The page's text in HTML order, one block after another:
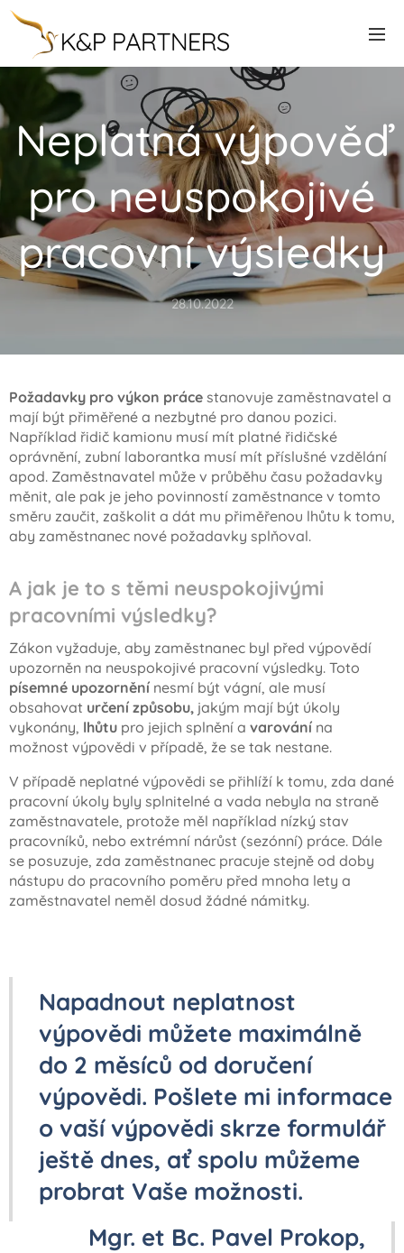
Neplatná výpověď
pro neuspokojivé
pracovní výsledky
28.10.2022
Požadavky pro výkon práce stanovuje zaměstnavatel a
mají být přiměřené a nezbytné pro danou pozici.
Například řidič kamionu musí mít platné řidičské
oprávnění, zubní laborantka musí mít příslušné vzdělání
apod. Zaměstnavatel může v průběhu času požadavky
měnit, ale pak je jeho povinností zaměstnance v tomto
směru zaučit, zaškolit a dát mu přiměřenou lhůtu k tomu,
aby zaměstnanec nové požadavky splňoval.
A jak je to s těmi neuspokojivými
pracovními výsledky?
Zákon vyžaduje, aby zaměstnanec byl před výpovědí
upozorněn na neuspokojivé pracovní výsledky. Toto
písemné upozornění nesmí být vágní, ale musí
obsahovat určení způsobu, jakým mají být úkoly
vykonány, lhůtu pro jejich splnění a varování na
možnost výpovědi v případě, že se tak nestane.
V případě neplatné výpovědi se přihlíží k tomu, zda dané
pracovní úkoly byly splnitelné a vada nebyla na straně
zaměstnavatele, protože měl například nízký stav
pracovníků, nebo extrémní nárůst (sezónní) práce. Dále
se posuzuje, zda zaměstnanec pracuje stejně od doby
nástupu do pracovního poměru před mnoha lety a
zaměstnavatel neměl dosud žádné námitky.
Napadnout neplatnost
výpovědi můžete maximálně
do 2 měsíců od doručení
výpovědi. Pošlete mi informace
o vaší výpovědi skrze formulář
ještě dnes, ať spolu můžeme
probrat Vaše možnosti.
Mgr. et Bc. Pavel Prokop,